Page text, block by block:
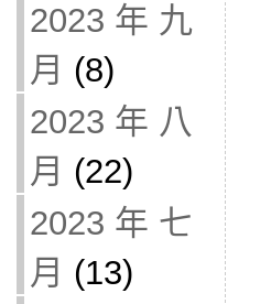
2023 年 九
月 (8)
2023 年 八
月 (22)
2023 年 七
月 (13)